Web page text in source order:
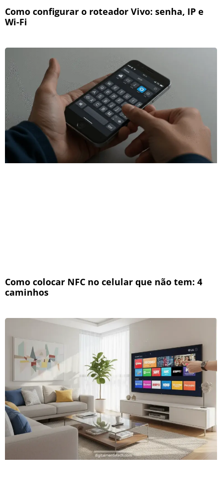
Como configurar o roteador Vivo: senha, IP e
Wi-Fi
Como colocar NFC no celular que não tem: 4
caminhos